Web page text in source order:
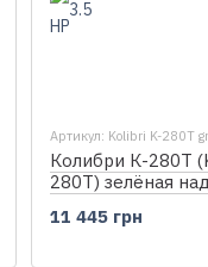
Артикул: Kolibri K-280T
Колибри К-280Т
280T) зелёная
11 445 грн